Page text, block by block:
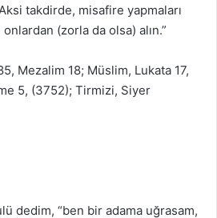
takdirde, misafire yapmaları
(zorla da olsa) alın.”
Mezalim 18; Müslim, Lukata 17,
5, (3752); Tirmizi, Siyer
dedim, “ben bir adama uğrasam,